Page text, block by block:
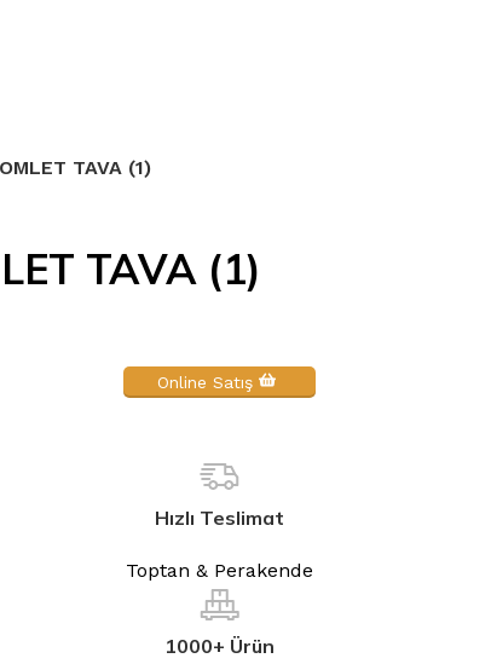
TAVA (1)
TAVA (1)
Online Satış
Hızlı Teslimat
Toptan & Perakende
1000+ Ürün